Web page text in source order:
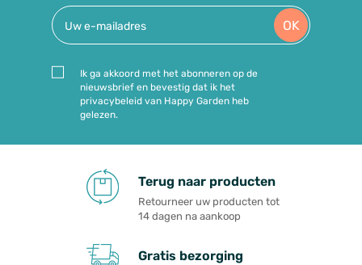
OK
Ik ga akkoord met het abonneren op de
nieuwsbrief en bevestig dat ik het
privacybeleid van Happy Garden heb
gelezen.
Terug naar producten
Retourneer uw producten tot
14 dagen na aankoop
Gratis bezorging